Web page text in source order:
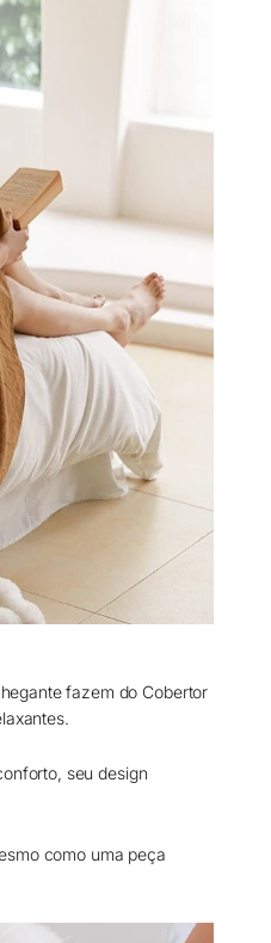
fazem do Cobertor
seu design
como uma peça